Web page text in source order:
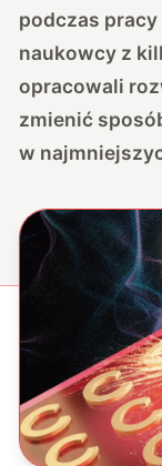
podczas
naukowcy z
opracowali
zmienić
w